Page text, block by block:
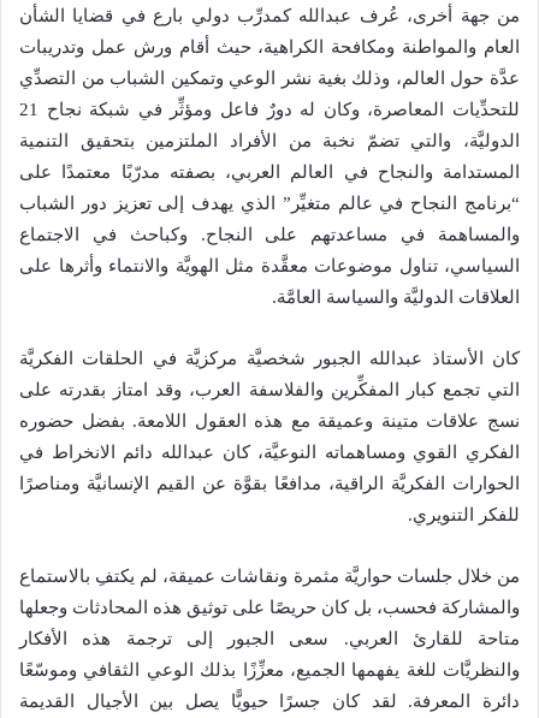
من جهة أخرى، عُرف عبدالله كمدرِّب دولي بارع في قضايا الشأن
العام والمواطنة ومكافحة الكراهية، حيث أقام ورش عمل وتدريبات
عدَّة حول العالم، وذلك بغية نشر الوعي وتمكين الشباب من التصدِّي
للتحدِّيات المعاصرة، وكان له دورٌ فاعل ومؤثِّر في شبكة نجاح 21
الدوليَّة، والتي تضمّ نخبة من الأفراد الملتزمين بتحقيق التنمية
المستدامة والنجاح في العالم العربي، بصفته مدرّبًا معتمدًا على
“برنامج النجاح في عالم متغيِّر” الذي يهدف إلى تعزيز دور الشباب
والمساهمة في مساعدتهم على النجاح. وكباحث في الاجتماع
السياسي، تناول موضوعات معقَّدة مثل الهويَّة والانتماء وأثرها على
العلاقات الدوليَّة والسياسة العامَّة.
كان الأستاذ عبدالله الجبور شخصيَّة مركزيَّة في الحلقات الفكريَّة
التي تجمع كبار المفكِّرين والفلاسفة العرب، وقد امتاز بقدرته على
نسج علاقات متينة وعميقة مع هذه العقول اللامعة. بفضل حضوره
الفكري القوي ومساهماته النوعيَّة، كان عبدالله دائم الانخراط في
الحوارات الفكريَّة الراقية، مدافعًا بقوَّة عن القيم الإنسانيَّة ومناصرًا
للفكر التنويري.
من خلال جلسات حواريَّة مثمرة ونقاشات عميقة، لم يكتفِ بالاستماع
والمشاركة فحسب، بل كان حريصًا على توثيق هذه المحادثات وجعلها
متاحة للقارئ العربي. سعى الجبور إلى ترجمة هذه الأفكار
والنظريَّات للغة يفهمها الجميع، معزِّزًا بذلك الوعي الثقافي وموسّعًا
دائرة المعرفة. لقد كان جسرًا حيويًّا يصل بين الأجيال القديمة